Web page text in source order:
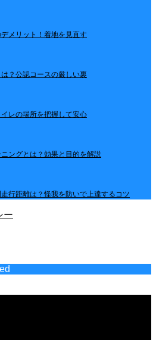
メリット！着地を見直す
？公認コースの厳しい裏
レの場所を把握して安心
ングとは？効果と目的を解説
行距離は？怪我を防いで上達するコツ
ー